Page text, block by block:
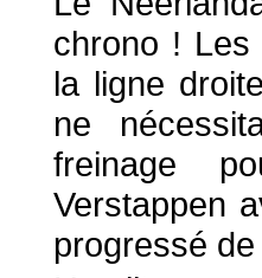
chrono ! Les
la ligne
ne
freinage
Verstappen
progressé